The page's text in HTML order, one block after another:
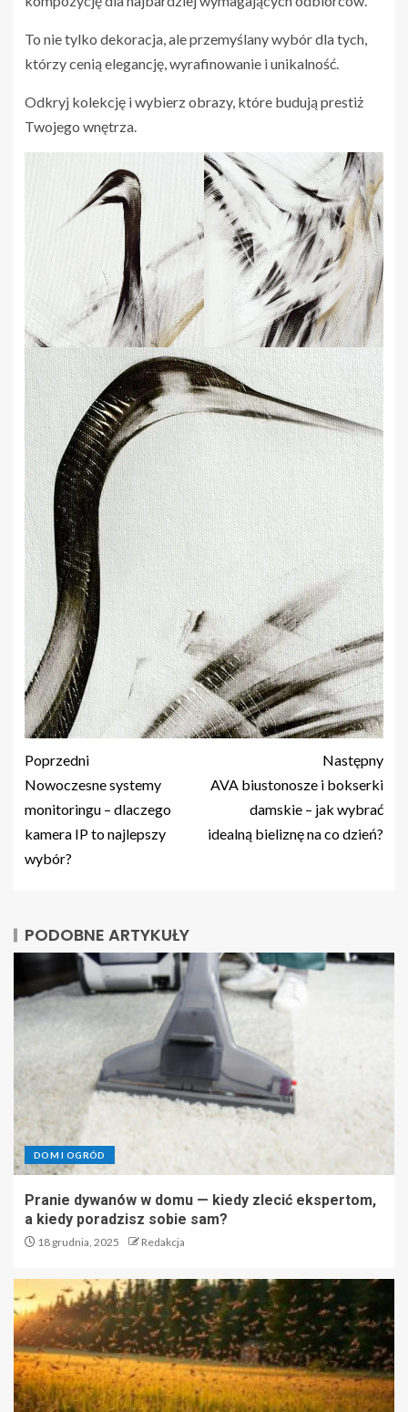
To nie tylko dekoracja, ale przemyślany wybór dla tych,
którzy cenią elegancję, wyrafinowanie i unikalność.
Odkryj kolekcję i wybierz obrazy, które budują prestiż
Twojego wnętrza.
Poprzedni
Nowoczesne systemy
monitoringu – dlaczego
kamera IP to najlepszy
wybór?
Następny
AVA biustonosze i bokserki
damskie – jak wybrać
idealną bieliznę na co dzień?
PODOBNE ARTYKUŁY
DOM I OGRÓD
Pranie dywanów w domu — kiedy zlecić ekspertom,
a kiedy poradzisz sobie sam?
18 grudnia, 2025 Redakcja